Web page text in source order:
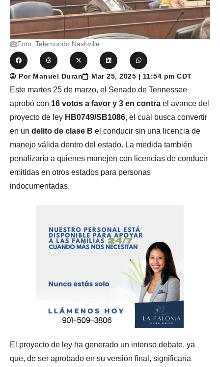
Foto: Telemundo Nashville
Por Manuel Duran Mar 25, 2025 | 11:54 pm CDT
Este martes 25 de marzo, el Senado de Tennessee
aprobó con 16 votos a favor y 3 en contra el avance del
proyecto de ley HB0749/SB1086, el cual busca convertir
en un delito de clase B el conducir sin una licencia de
manejo válida dentro del estado. La medida también
penalizaría a quienes manejen con licencias de conducir
emitidas en otros estados para personas
indocumentadas.
El proyecto de ley ha generado un intenso debate, ya
que, de ser aprobado en su versión final, significaría